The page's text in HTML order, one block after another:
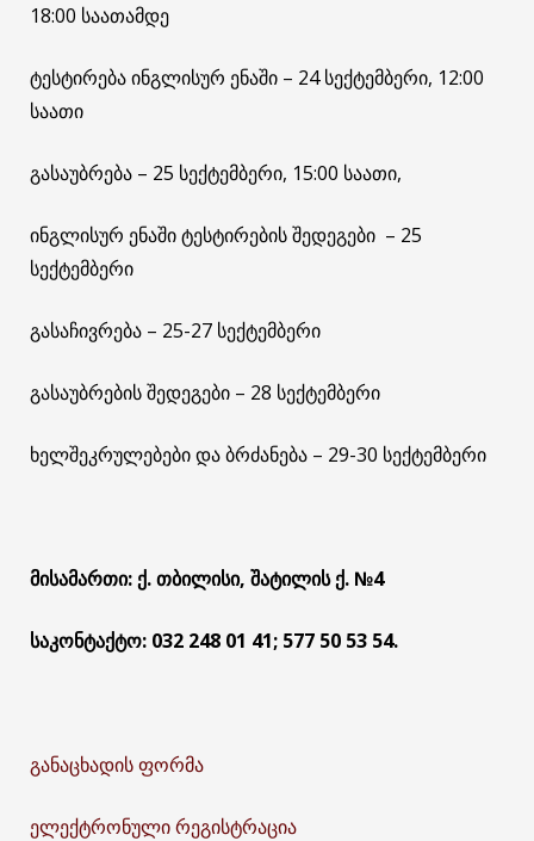
18:00 საათამდე
ტესტირება ინგლისურ ენაში – 24 სექტემბერი, 12:00
საათი
გასაუბრება – 25 სექტემბერი, 15:00 საათი,
ინგლისურ ენაში ტესტირების შედეგები – 25
სექტემბერი
გასაჩივრება – 25-27 სექტემბერი
გასაუბრების შედეგები – 28 სექტემბერი
ხელშეკრულებები და ბრძანება – 29-30 სექტემბერი
მისამართი: ქ. თბილისი, შატილის ქ. №4
საკონტაქტო: 032 248 01 41; 577 50 53 54.
განაცხადის ფორმა
ელექტრონული რეგისტრაცია